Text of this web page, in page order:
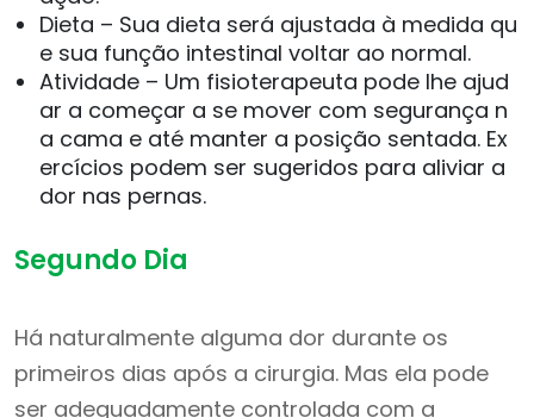
Dieta – Sua dieta será ajustada à medida qu
e sua função intestinal voltar ao normal.
Atividade – Um fisioterapeuta pode lhe ajud
ar a começar a se mover com segurança n
a cama e até manter a posição sentada. Ex
ercícios podem ser sugeridos para aliviar a
dor nas pernas.
Segundo Dia
Há naturalmente alguma dor durante os
primeiros dias após a cirurgia. Mas ela pode
ser adequadamente controlada com a